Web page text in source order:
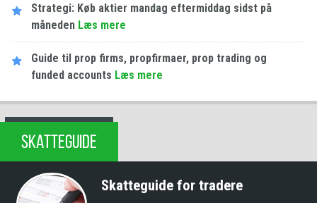
Strategi: Køb aktier mandag eftermiddag sidst på
måneden Læs mere
Guide til prop firms, propfirmaer, prop trading og
funded accounts Læs mere
SKATTEGUIDE
Skatteguide for tradere